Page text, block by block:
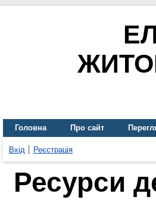
Головна Про сайт
Вхід Реєстрація
Ресурси